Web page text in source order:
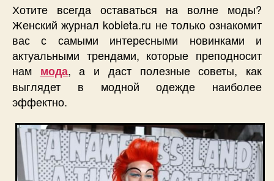
Хотите всегда оставаться на волне моды?
Женский журнал kobieta.ru не только ознакомит
вас с самыми интересными новинками и
актуальными трендами, которые преподносит
нам мода, а и даст полезные советы, как
выглядет в модной одежде наиболее
эффектно.